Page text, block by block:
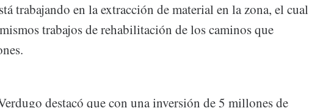
trabajando en la extracción de material en la zona, el cual
trabajos de rehabilitación de los caminos que
destacó que con una inversión de 5 millones de